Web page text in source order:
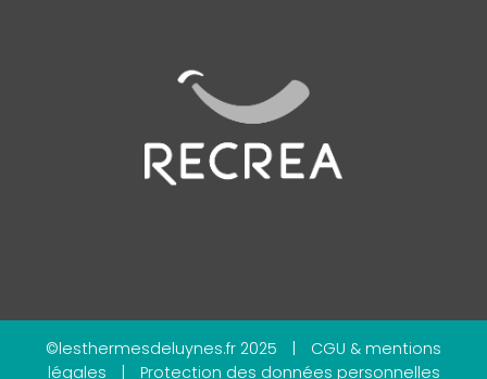
©lesthermesdeluynes.fr 2025
CGU & mentions
légales
Protection des données personnelles